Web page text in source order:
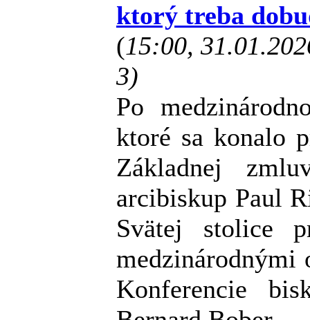
ktorý treba
(15:00,
3)
Po
ktoré sa konalo
Základnej
arcibiskup Paul
Svätej stolice
medzinárodnými
Konferencie